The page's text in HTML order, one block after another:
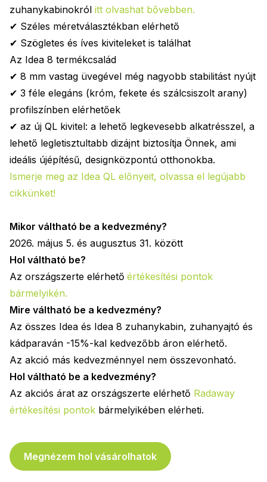
zuhanykabinokról itt olvashat bővebben.
✔ Széles méretválasztékban elérhető
✔ Szögletes és íves kiviteleket is találhat
Az Idea 8 termékcsalád
✔ 8 mm vastag üvegével még nagyobb stabilitást nyújt
✔ 3 féle elegáns (króm, fekete és szálcsiszolt arany)
profilszínben elérhetőek
✔ az új QL kivitel: a lehető legkevesebb alkatrésszel, a
lehető legletisztultabb dizájnt biztosítja Önnek, ami
ideális újépítésű, designközpontú otthonokba.
Ismerje meg az Idea QL előnyeit, olvassa el legújabb
cikkünket!
Mikor váltható be a kedvezmény?
2026. május 5. és augusztus 31. között
Hol váltható be?
Az országszerte elérhető értékesítési pontok
bármelyikén.
Mire váltható be a kedvezmény?
Az összes Idea és Idea 8 zuhanykabin, zuhanyajtó és
kádparaván -15%-kal kedvezőbb áron elérhető.
Az akció más kedvezménnyel nem összevonható.
Hol váltható be a kedvezmény?
Az akciós árat az országszerte elérhető Radaway
értékesítési pontok bármelyikében elérheti.
Megnézem hol vásárolhatok